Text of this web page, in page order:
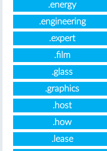
.energy
.engineering
.expert
.film
.glass
.graphics
.host
.how
.lease